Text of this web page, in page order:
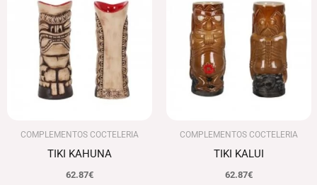
COMPLEMENTOS COCTELERIA
TIKI KAHUNA
62.87€
COMPLEMENTOS COCTELERIA
TIKI KALUI
62.87€